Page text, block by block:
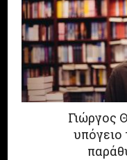
Γιώργος
υπόγειο